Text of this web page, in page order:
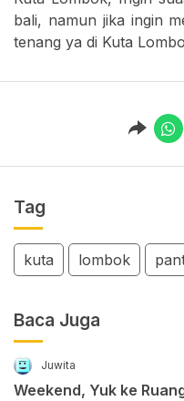
bali, namun jika ingin
tenang ya di Kuta
Tag
kuta lombok
Baca Juga
Juwita
Weekend, Yuk ke